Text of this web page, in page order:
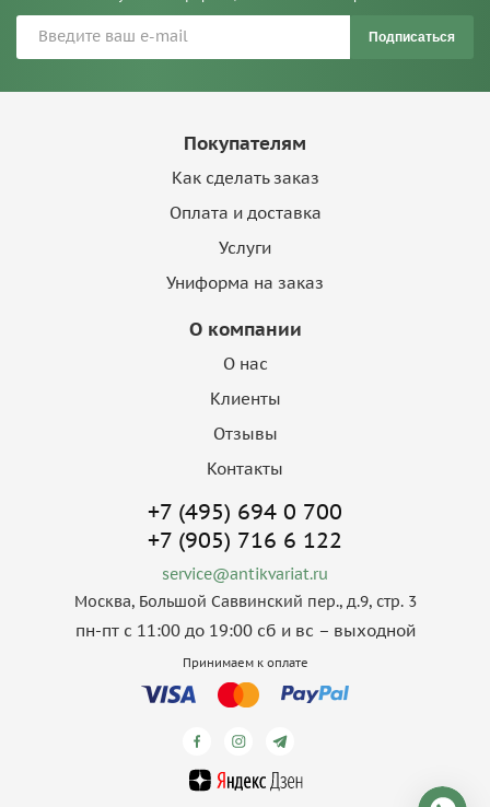
Подписаться
Покупателям
Как сделать заказ
Оплата и доставка
Услуги
Униформа на заказ
О компании
О нас
Клиенты
Отзывы
Контакты
+7 (495) 694 0 700
+7 (905) 716 6 122
service@antikvariat.ru
Москва, Большой Саввинский пер., д.9, стр. 3
пн-пт с 11:00 до 19:00 сб и вс – выходной
Принимаем к оплате